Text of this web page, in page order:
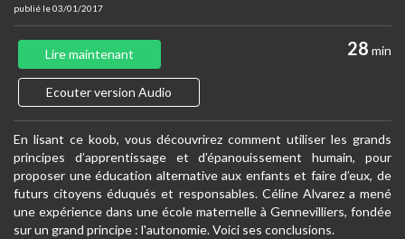
publié le 03/01/2017
28 min
Lire maintenant
Ecouter version Audio
En lisant ce koob, vous découvrirez comment utiliser les grands
principes d’apprentissage et d’épanouissement humain, pour
proposer une éducation alternative aux enfants et faire d’eux, de
futurs citoyens éduqués et responsables. Céline Alvarez a mené
une expérience dans une école maternelle à Gennevilliers, fondée
sur un grand principe : l'autonomie. Voici ses conclusions.